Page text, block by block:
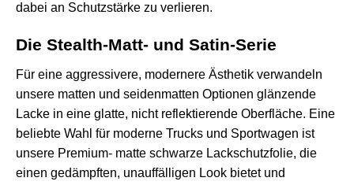
dabei an Schutzstärke zu verlieren.
Die Stealth-Matt- und Satin-Serie
Für eine aggressivere, modernere Ästhetik verwandeln
unsere matten und seidenmatten Optionen glänzende
Lacke in eine glatte, nicht reflektierende Oberfläche. Eine
beliebte Wahl für moderne Trucks und Sportwagen ist
unsere Premium- matte schwarze Lackschutzfolie, die
einen gedämpften, unauffälligen Look bietet und